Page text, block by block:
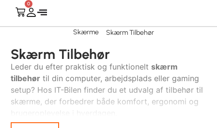
0
Skærme Skærm Tilbehør
Skærm Tilbehør
Leder du efter praktisk og funktioneltskærm
tilbehør til din computer, arbejdsplads eller gaming
setup? Hos IT-Bilen finder du et udvalg af tilbehør til
skærme, der forbedrer både komfort, ergonomi og